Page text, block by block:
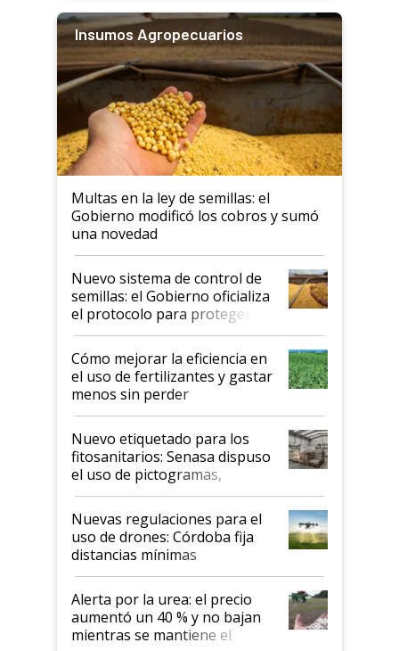
Insumos Agropecuarios
Multas en la ley de semillas: el
Gobierno modificó los cobros y sumó
una novedad
Nuevo sistema de control de
semillas: el Gobierno oficializa
el protocolo para proteger la
propiedad intelectual
Cómo mejorar la eficiencia en
el uso de fertilizantes y gastar
menos sin perder
productividad en la campaña
fina
Nuevo etiquetado para los
fitosanitarios: Senasa dispuso
el uso de pictogramas,
palabras de advertencia e
indicaciones
Nuevas regulaciones para el
uso de drones: Córdoba fija
distancias mínimas
Alerta por la urea: el precio
aumentó un 40 % y no bajan
mientras se mantiene el